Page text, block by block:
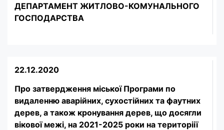
ДЕПАРТАМЕНТ ЖИТЛОВО-КОМУНАЛЬНОГО
ГОСПОДАРСТВА
22.12.2020
Про затвердження міської Програми по
видаленню аварійних, сухостійних та фаутних
дерев, а також кронування дерев, що досягли
вікової межі, на 2021-2025 роки на територіії